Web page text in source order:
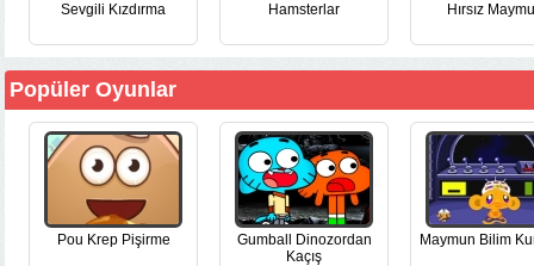
Sevgili Kızdırma Hamsterlar Hırsız
Popüler Oyunlar
Pou Krep Pişirme
Gumball Dinozordan
Kaçış
Maymun Bilim